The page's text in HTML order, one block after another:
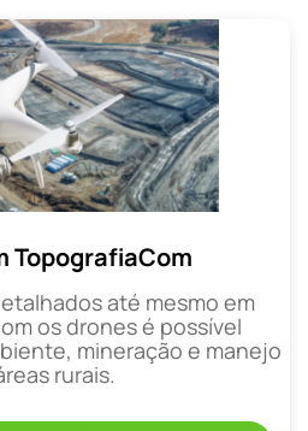
TopografiaCom
até mesmo em
os drones é possível
mineração e manejo
rurais.